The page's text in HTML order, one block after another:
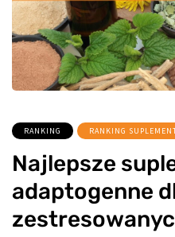
RANKING RANKING
Najlepsze
adaptogenne